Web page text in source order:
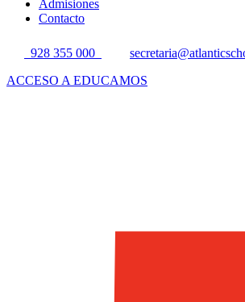
Admisiones
Contacto
928 355 000
ACCESO A EDUCAMOS